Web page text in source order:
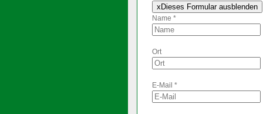
x Dieses Formular ausblenden
Name *
Ort
E-Mail *